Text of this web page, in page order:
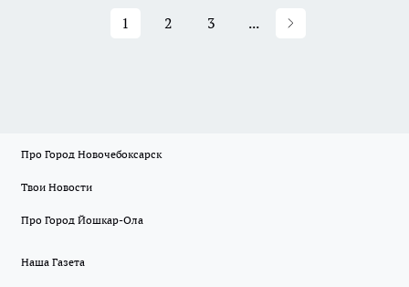
1 2 3 ...
Про Город Новочебоксарск
Твои Новости
Про Город Йошкар-Ола
Наша Газета